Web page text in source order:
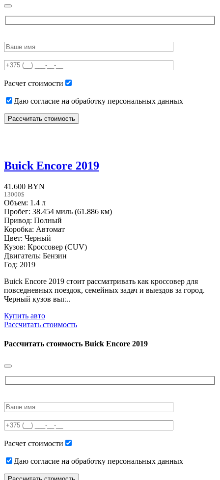
leave
field
empty.
Расчет стоимости
Даю согласие на обработку персональных данных
Buick Encore 2019
41.600 BYN
13000$
Объем: 1.4 л
Пробег: 38.454 миль (61.886 км)
Привод: Полный
Коробка: Автомат
Цвет: Черный
Кузов: Кроссовер (CUV)
Двигатель: Бензин
Год: 2019
Buick Encore 2019 стоит рассматривать как кроссовер для
повседневных поездок, семейных задач и выездов за город.
Черный кузов выг...
Купить авто
Рассчитать стоимость
Рассчитать стоимость Buick Encore 2019
leave
field
empty.
Расчет стоимости
Даю согласие на обработку персональных данных